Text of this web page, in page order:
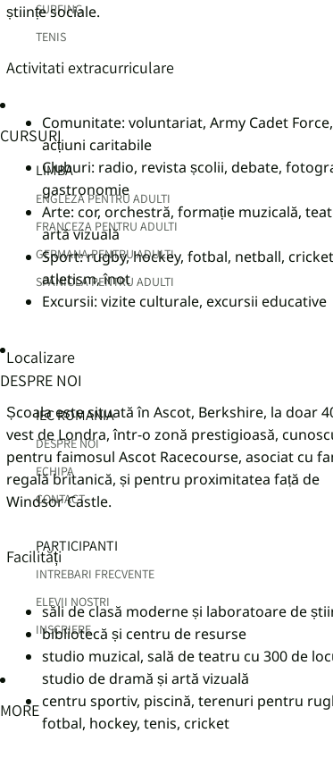
SURFING
TENIS
CURSURI
LIMBA
ENGLEZA PENTRU ADULTI
FRANCEZA PENTRU ADULTI
GERMANA PENTRU ADULTI
SPANIOLA PENTRU ADULTI
DESPRE NOI
IEC ROMANIA
DESPRE NOI
ECHIPA
CONTACT
PARTICIPANTI
INTREBARI FRECVENTE
ELEVII NOSTRI
INSCRIERE
MORE
științe sociale.
Activitati extracurriculare
Comunitate: voluntariat, Army Cadet Force,
acțiuni caritabile
Cluburi: radio, revista școlii, debate,
gastronomie
Arte: cor, orchestră, formație muzicală,
artă vizuală
Sport: rugby, hockey, fotbal, netball,
atletism, înot
Excursii: vizite culturale, excursii educative
Localizare
Școala este situată în Ascot, Berkshire, la doar
vest de Londra, într-o zonă prestigioasă,
pentru faimosul Ascot Racecourse, asociat cu
regală britanică, și pentru proximitatea față de
Windsor Castle.
Facilități
săli de clasă moderne și laboratoare de
bibliotecă și centru de resurse
studio muzical, sală de teatru cu 300 de
studio de dramă și artă vizuală
centru sportiv, piscină, terenuri pentru
fotbal, hockey, tenis, cricket